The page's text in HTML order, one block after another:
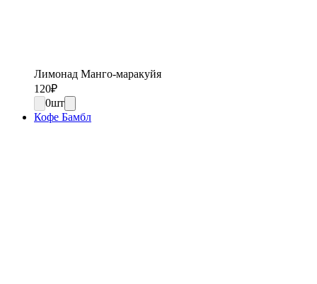
Лимонад Манго-маракуйя
120₽
0шт
Кофе Бамбл